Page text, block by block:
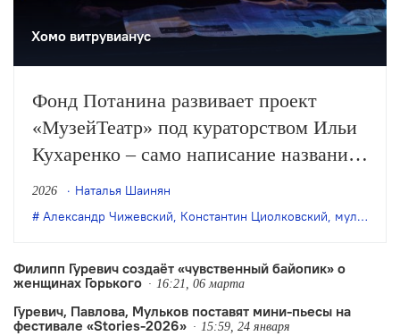
Хомо витрувианус
Фонд Потанина развивает проект
«МузейТеатр» под кураторством Ильи
Кухаренко – само написание названия
в одно слово обозначает приращение
смысла при соединении двух исходных
вместе музейщиков и людей театра,
получить творческий результат при
наложении…
2026
Наталья Шаинян
Александр Чижевский, Константин Циолковский, мультижанровые проекты
Филипп Гуревич создаёт «чувственный байопик» о
женщинах Горького
16:21, 06 марта
Гуревич, Павлова, Мульков поставят мини-пьесы на
фестивале «Stories-2026»
15:59, 24 января